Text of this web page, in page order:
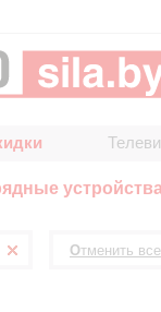
Отменить все